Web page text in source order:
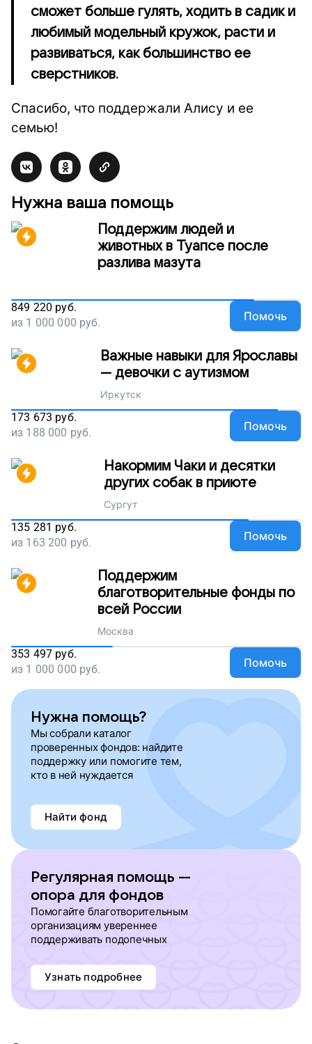
сможет больше гулять, ходить в садик и
любимый модельный кружок, расти и
развиваться, как большинство ее
сверстников.
Спасибо, что поддержали Алису и ее
семью!
Нужна ваша помощь
Поддержим людей и
животных в Туапсе после
разлива мазута
849 220 руб.
из 1 000 000 руб. Помочь
Важные навыки для Ярославы
— девочки с аутизмом
Иркутск
173 673 руб.
из 188 000 руб. Помочь
Накормим Чаки и десятки
других собак в приюте
Сургут
135 281 руб.
из 163 200 руб. Помочь
Поддержим
благотворительные фонды по
всей России
Москва
353 497 руб.
из 1 000 000 руб. Помочь
Нужна помощь?
Мы собрали каталог
проверенных фондов: найдите
поддержку или помогите тем,
кто в ней нуждается
Найти фонд
Регулярная помощь —
опора для фондов
Помогайте благотворительным
организациям увереннее
поддерживать подопечных
Узнать подробнее